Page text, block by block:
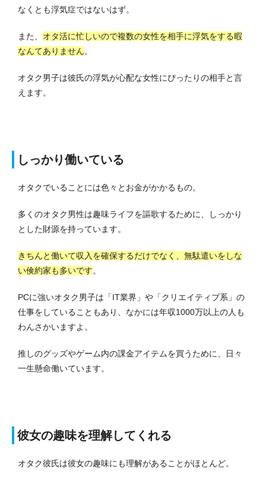
なくとも浮気症ではないはず。
また、 オタ活に忙しいので複数の女性を相手に浮気をする暇
なんてありません。
オタク男子は彼氏の浮気が心配な女性にぴったりの相手と言
えます。
しっかり働いている
オタクでいることには色々とお金がかかるもの。
多くのオタク男性は趣味ライフを謳歌するために、しっかり
とした財源を持っています。
きちんと働いて収入を確保するだけでなく、無駄遣いをしな
い倹約家も多いです。
PCに強いオタク男子は「IT業界」や「クリエイティブ系」の
仕事をしていることもあり、なかには年収1000万以上の人も
わんさかいますよ。
推しのグッズやゲーム内の課金アイテムを買うために、日々
一生懸命働いています。
彼女の趣味を理解してくれる
オタク彼氏は彼女の趣味にも理解があることがほとんど。